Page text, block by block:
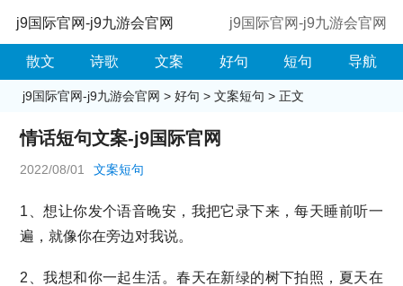
j9国际官网-j9九游会官网 j9国际官网-j9九游会官网
散文 诗歌 文案 好句 短句 导航
j9国际官网-j9九游会官网 > 好句 > 文案短句 > 正文
情话短句文案-j9国际官网
2022/08/01 文案短句
1、想让你发个语音晚安，我把它录下来，每天睡前听一
遍，就像你在旁边对我说。
2、我想和你一起生活。春天在新绿的树下拍照，夏天在